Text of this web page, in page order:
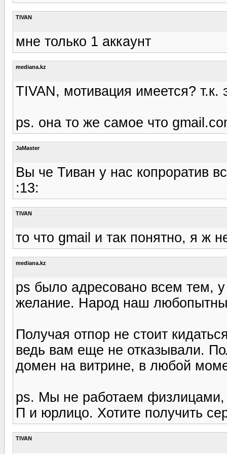
TIVAN
мне только 1 аккаунт
mediana.kz
TIVAN, мотивация имеется? т.к.
ps. она то же самое что
JaMaster
Вы че Тиван у нас копроратив
:13:
TIVAN
то что gmail и так понятно, я ж
mediana.kz
ps было адресовано всем тем, у
желание. Народ наш
Получая отпор не стоит
ведь вам еще не отказывали.
домен на витрине, в любой
ps. Мы не работаем физлицами,
П и юрлицо. Хотите получить
TIVAN